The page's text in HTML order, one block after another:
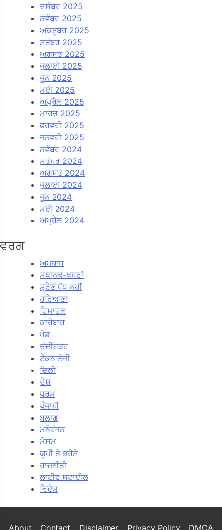
ਦਸੰਬਰ 2025
ਨਵੰਬਰ 2025
ਅਕਤੂਬਰ 2025
ਸਤੰਬਰ 2025
ਅਗਸਤ 2025
ਜੁਲਾਈ 2025
ਜੂਨ 2025
ਮਈ 2025
ਅਪ੍ਰੈਲ 2025
ਮਾਰਚ 2025
ਫਰਵਰੀ 2025
ਜਨਵਰੀ 2025
ਨਵੰਬਰ 2024
ਸਤੰਬਰ 2024
ਅਗਸਤ 2024
ਜੁਲਾਈ 2024
ਜੂਨ 2024
ਮਈ 2024
ਅਪ੍ਰੈਲ 2024
ਵਰਗ
ਅਪਰਾਧ
ਸਥਾਨਕ-ਖ਼ਬਰਾਂ
ਸ਼੍ਰੇਣੀਬੱਧ ਨਹੀਂ
ਹਰਿਆਣਾ
ਹਿਮਾਚਲ
ਕਾਰੋਬਾਰ
ਖੇਡ
ਚੰਦੀਗੜਹ
ਟੈਕਨਾਲੋਜੀ
ਦਿਲੀ
ਦੇਸ਼
ਧਰਮ
ਪੰਜਾਬੀ
ਬਲਾਗ
ਮਨੋਰੰਜਨ
ਮੌਸਮ
ਯੂਪੀ ਤੇ ਭਰੋਸੇ
ਰਾਜਨੀਤੀ
ਲਾਈਫ ਸਟਾਈਲ
ਵਿਦੇਸ਼
About Contact Disclaimer Privacy Policy DMCA